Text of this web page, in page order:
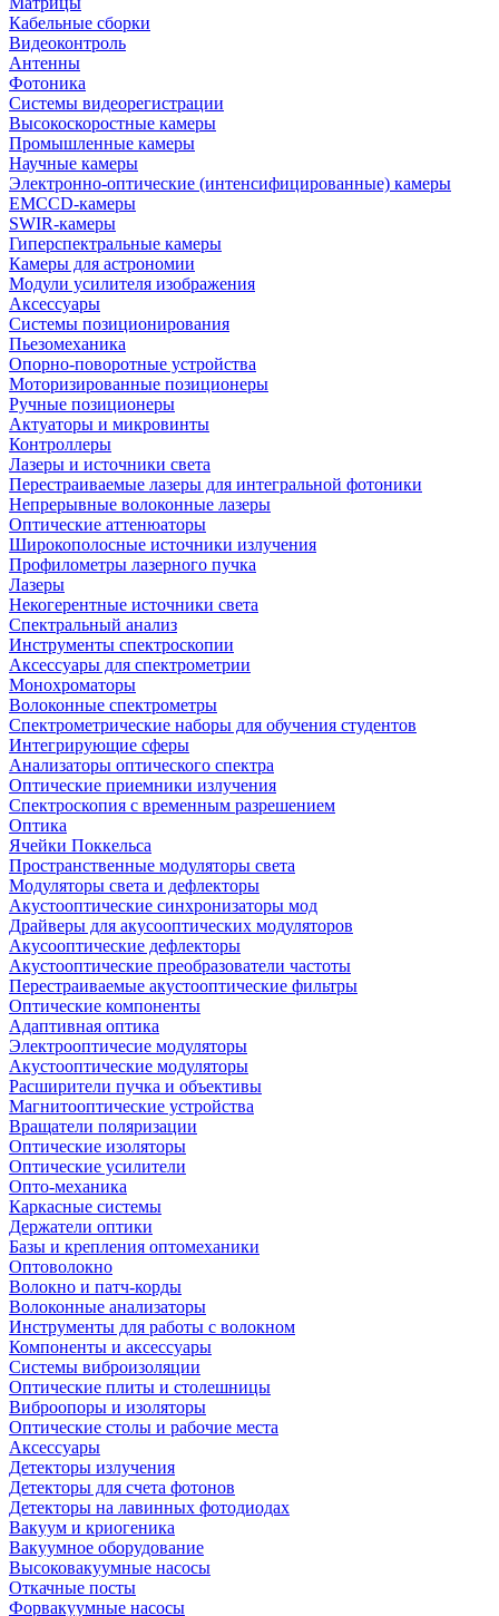
Кабельные сборки
Видеоконтроль
Антенны
Фотоника
Cистемы видеорегистрации
Высокоскоростные камеры
Промышленные камеры
Научные камеры
Электронно-оптические (интенсифицированные) камеры
EMCCD-камеры
SWIR-камеры
Гиперспектральные камеры
Камеры для астрономии
Модули усилителя изображения
Аксессуары
Системы позиционирования
Пьезомеханика
Опорно-поворотные устройства
Моторизированные позиционеры
Ручные позиционеры
Актуаторы и микровинты
Контроллеры
Лазеры и источники света
Перестраиваемые лазеры для интегральной фотоники
Непрерывные волоконные лазеры
Оптические аттенюаторы
Широкополосные источники излучения
Профилометры лазерного пучка
Лазеры
Некогерентные источники света
Спектральный анализ
Инструменты спектроскопии
Аксессуары для спектрометрии
Монохроматоры
Волоконные спектрометры
Спектрометрические наборы для обучения студентов
Интегрирующие сферы
Анализаторы оптического спектра
Оптические приемники излучения
Спектроскопия с временным разрешением
Оптика
Ячейки Поккельса
Пространственные модуляторы света
Модуляторы света и дефлекторы
Акустооптические синхронизаторы мод
Драйверы для акусооптических модуляторов
Акусооптические дефлекторы
Акустооптические преобразователи частоты
Перестраиваемые акустооптические фильтры
Оптические компоненты
Адаптивная оптика
Электрооптичесие модуляторы
Акустооптические модуляторы
Расширители пучка и объективы
Магнитооптические устройства
Вращатели поляризации
Оптические изоляторы
Оптические усилители
Опто-механика
Каркасные системы
Держатели оптики
Базы и крепления оптомеханики
Оптоволокно
Волокно и патч-корды
Волоконные анализаторы
Инструменты для работы с волокном
Компоненты и аксессуары
Системы виброизоляции
Оптические плиты и столешницы
Виброопоры и изоляторы
Оптические столы и рабочие места
Аксессуары
Детекторы излучения
Детекторы для счета фотонов
Детекторы на лавинных фотодиодах
Вакуум и криогеника
Вакуумное оборудование
Высоковакуумные насосы
Откачные посты
Форвакуумные насосы